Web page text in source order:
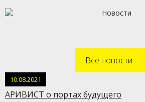
Все новости
10.08.2021
АРИВИСТ о портах будущего